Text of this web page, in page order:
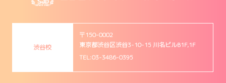
渋谷校
〒150-0002
東京都渋谷区渋谷3-10-15 川名ビルB1F,1F
TEL:03-3486-0395